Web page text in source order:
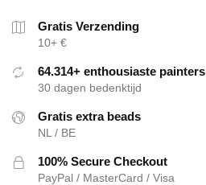
Gratis Verzending
10+ €
64.314+ enthousiaste painters
30 dagen bedenktijd
Gratis extra beads
NL / BE
100% Secure Checkout
PayPal / MasterCard / Visa